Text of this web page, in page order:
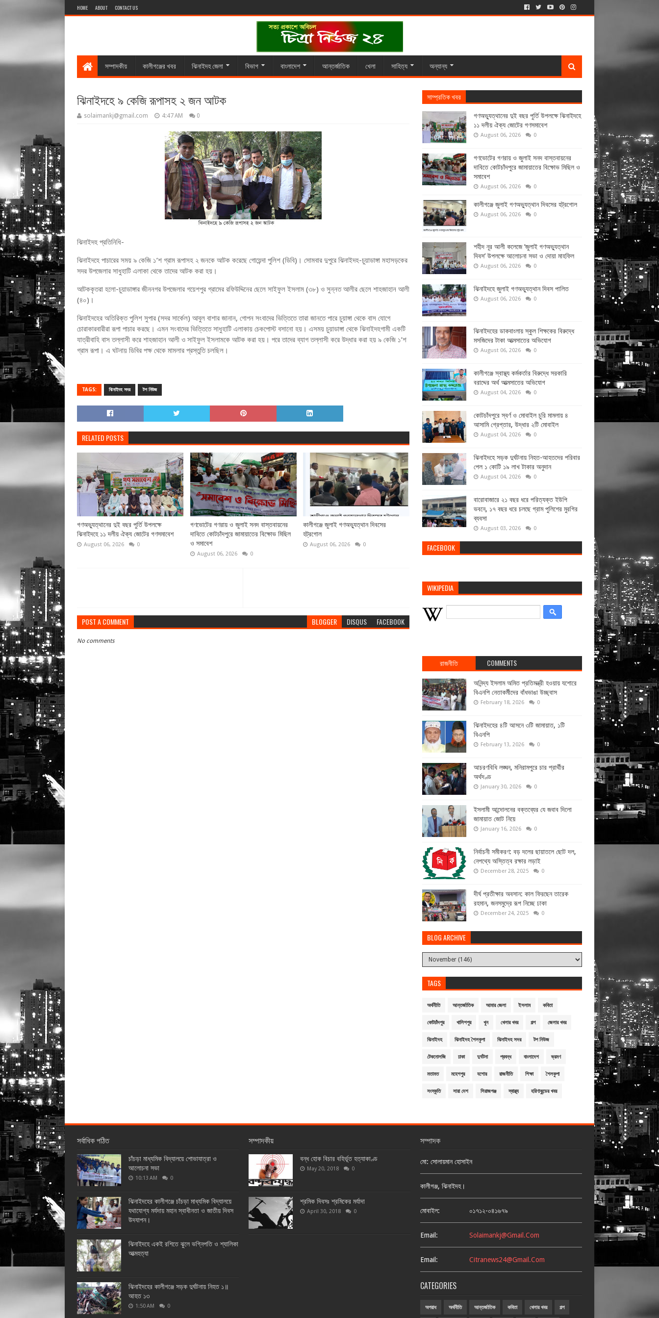
HOME ABOUT CONTACT US
সম্পাদকীয় কালীগঞ্জের খবর ঝিনাইদহ জেলা বিভাগ বাংলাদেশ আন্তর্জাতিক খেলা সাহিত্য অন্যান্য
ঝিনাইদহে ৯ কেজি রূপাসহ ২ জন আটক
solaimankj@gmail.com 4:47 AM 0
ঝিনাইদহ প্রতিনিধি-
ঝিনাইদহে পাচারের সময় ৯ কেজি ১’শ গ্রাম রূপাসহ ২ জনকে আটক করেছে গোয়েন্দা পুলিশ (ডিবি)। সোমবার দুপুরে ঝিনাইদহ-চুয়াডাঙ্গা মহাসড়কের
সদর উপজেলার সাধুহাটি এলাকা থেকে তাদের আটক করা হয়।
আটককৃতরা হলো-চুয়াডাঙ্গার জীননগর উপজেলার গয়েশপুর গ্রামের রফিউদ্দিনের ছেলে সাইফুল ইসলাম (৩৮) ও সুন্নত আলীর ছেলে শাহজাহান আলী
(৪০)।
ঝিনাইদহের অতিরিক্ত পুলিশ সুপার (সদর সার্কেল) আবুল বাশার জানান, গোপন সংবাদের ভিত্তিতে তারা জানতে পারে চুয়াঙ্গা থেকে বাস যোগে
চোরাকারবারীরা রূপা পাচার করছে। এমন সংবাদের ভিত্তিতে সাধুহাটি এলাকায় চেকপোস্ট বসানো হয়। এসময় চুয়াডাঙ্গা থেকে ঝিনাইদহগামী একটি
যাত্রীবাহি বাস তল্লাসী করে শাহজাহান আলী ও সাইফুল ইসলামকে আটক করা হয়। পরে তাদের ব্যাগ তল্লাসী করে উদ্ধার করা হয় ৯ কেজি ১’শ
গ্রাম রূপা। এ ঘটনায় ডিবির পক্ষ থেকে মামলার প্রস্তুতি চলছিল।
TAGS: ঝিনাইদহ সদর টপ নিউজ
RELATED POSTS
গণঅভ্যুত্থানের দুই বছর পুর্তি উপলক্ষে
ঝিনাইদহে ১১ দলীয় ঐক্য জোটের গণসমাবেশ
August 06, 2026 0
গণভোটের গণরায় ও জুলাই সনদ বাস্তবায়নের
দাবিতে কোটচাঁদপুরে জামায়াতের বিক্ষোভ মিছিল
ও সমাবেশ
August 06, 2026 0
কালীগঞ্জে জুলাই গণঅভ্যুত্থান দিবসের
হট্রগোল
August 06, 2026 0
POST A COMMENT BLOGGER DISQUS FACEBOOK
No comments
সাম্প্রতিক খবর
গণঅভ্যুত্থানের দুই বছর পুর্তি উপলক্ষে ঝিনাইদহে
১১ দলীয় ঐক্য জোটের গণসমাবেশ
August 06, 2026 0
গণভোটের গণরায় ও জুলাই সনদ বাস্তবায়নের
দাবিতে কোটচাঁদপুরে জামায়াতের বিক্ষোভ মিছিল ও
সমাবেশ
August 06, 2026 0
কালীগঞ্জে জুলাই গণঅভ্যুত্থান দিবসের হট্রগোল
August 06, 2026 0
শহীদ নূর আলী কলেজে ‘জুলাই গণঅভ্যুত্থান
দিবস’ উপলক্ষে আলোচনা সভা ও দোয়া মাহফিল
August 06, 2026 0
ঝিনাইদহে জুলাই গণঅভ্যুত্থান দিবস পালিত
August 06, 2026 0
ঝিনাইদহের ডাকবাংলায় স্কুল শিক্ষকের বিরুদ্ধে
মসজিদের টাকা আত্মসাতের অভিযোগ
August 06, 2026 0
কালীগঞ্জে স্বাস্থ্য কর্মকর্তার বিরুদ্ধে সরকারি
বরাদ্দের অর্থ আত্মসাতের অভিযোগ
August 04, 2026 0
কোটচাঁদপুরে স্বর্ণ ও মোবাইল চুরি মামলায় ৪
আসামি গ্রেপ্তার, উদ্ধার ২টি মোবাইল
August 04, 2026 0
ঝিনাইদহে সড়ক দুর্ঘটনায় নিহত-আহতদের পরিবার
পেল ১ কোটি ১৯ লাখ টাকার অনুদান
August 04, 2026 0
বারোবাজারে ২১ বছর ধরে পরিত্যক্ত ইউপি
ভবনে, ১৭ বছর ধরে চলছে গ্রাম পুলিশের মুরগির
ব্যবসা
August 03, 2026 0
FACEBOOK
WIKIPEDIA
রাজনীতি COMMENTS
অনিন্দ্য ইসলাম অমিত প্রতিমন্ত্রী হওয়ায় যশোরে
বিএনপি নেতাকর্মীদের বাঁধভাঙা উচ্ছ্বাস
February 18, 2026 0
ঝিনাইদহের ৪টি আসনে ৩টি জামায়াত, ১টি
বিএনপি
February 13, 2026 0
আচরণবিধি লঙ্ঘন, মনিরামপুরে চার প্রার্থীর
অর্থদণ্ড
January 30, 2026 0
ইসলামী আন্দোলনের বক্তব্যের যে জবাব দিলো
জামায়াত জোট নিয়ে
January 16, 2026 0
নির্বাচনী সমীকরণ: বড় দলের ছায়াতলে ছোট দল,
নেপথ্যে অস্তিত্ব রক্ষার লড়াই
December 28, 2025 0
দীর্ঘ প্রতীক্ষার অবসান: কাল ফিরছেন তারেক
রহমান, জনসমুদ্রে রূপ নিচ্ছে ঢাকা
December 24, 2025 0
BLOG ARCHIVE
TAGS
অর্থনীতি আন্তর্জাতিক আমার জেলা ইসলাম কবিতা
কোটচাঁদপুর খালিশপুর খুন খেলার খবর গল্প জেলার খবর
ঝিনাইদহ ঝিনাইদহ শৈলকুপা ঝিনাইদহ সদর টপ নিউজ
টেকনোলজি ঢাকা দুর্ঘটনা প্রবন্ধ বাংলাদেশ ভ্রমণ
মতামত মহেশপুর যশোর রাজনীতি শিক্ষা শৈলকুপা
সংস্কৃতি সারা দেশ সিরাজগঞ্জ স্বাস্থ্য হরিণাকুন্ডের খবর
সর্বাধিক পঠিত
চাঁচড়া মাধ্যমিক বিদ্যালয়ে শোভাযাত্রা ও
আলোচনা সভা
10:13 AM 0
ঝিনাইদহের কালীগঞ্জে চাঁচড়া মাধ্যমিক বিদ্যালয়ে
যথাযোগ্য মর্যদায় মহান স্বাধীনতা ও জাতীয় দিবস
উদযাপন।
ঝিনাইদহে একই রশিতে ঝুলে ভগ্নিপতি ও শ্যালিকা
আত্মহত্যা
ঝিনাইদহের কালীগঞ্জে সড়ক দুর্ঘটনায় নিহত ১॥
আহত ১৩
1:50 AM 0
সম্পাদকীয়
বন্ধ হোক বিচার বহির্ভূত হত্যাকাণ্ড
May 20, 2018 0
শ্রমিক দিবসঃ শ্রমিকের মর্যাদা
April 30, 2018 0
সম্পাদক
মো: সোলায়মান হোসাইন
কালীগঞ্জ, ঝিনাইদহ।
মোবাইল: ০১৭১২-০৪১৬৭৯
Email: Solaimankj@gmail.com
Email: Citranews24@gmail.com
CATEGORIES
অপরাধ অর্থনীতি আন্তর্জাতিক কবিতা খেলার খবর গল্প